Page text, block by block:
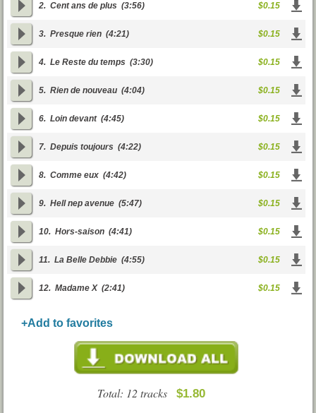
2. Cent ans de plus (3:56) $0.15
3. Presque rien (4:21) $0.15
4. Le Reste du temps (3:30) $0.15
5. Rien de nouveau (4:04) $0.15
6. Loin devant(4:45) $0.15
7. Depuis toujours (4:22) $0.15
8. Comme eux (4:42) $0.15
9. Hell nep avenue (5:47) $0.15
10. Hors-saison (4:41) $0.15
11. La Belle Debbie (4:55) $0.15
12. Madame X(2:41) $0.15
+Add to favorites
Total: 12 tracks $1.80